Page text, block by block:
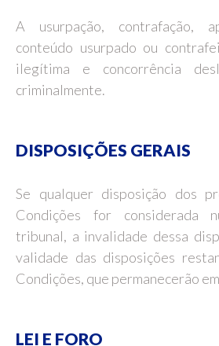
A usurpação, contrafação,
conteúdo usurpado ou
ilegítima e concorrência
criminalmente.
DISPOSIÇÕES GERAIS
Se qualquer disposição dos
Condições for considerada
tribunal, a invalidade dessa
validade das disposições
Condições, que permanecerão
LEI E FORO